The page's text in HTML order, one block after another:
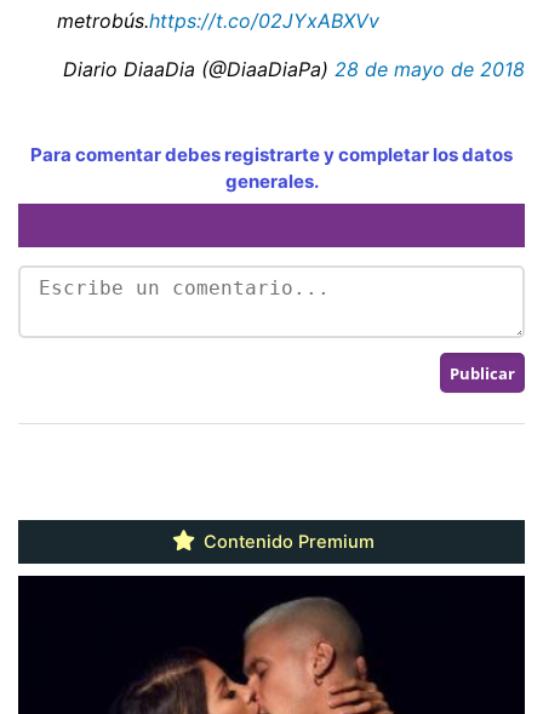
metrobús.https://t.co/02JYxABXVv
 Diario DiaaDia (@DiaaDiaPa) 28 de mayo de 2018
Para comentar debes registrarte y completar los datos
generales.
Contenido Premium